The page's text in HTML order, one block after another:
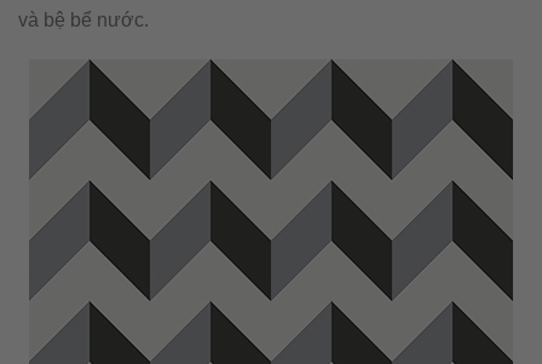
và bệ bể nước.